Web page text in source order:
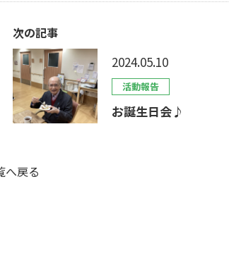
次の記事
2024.05.10
活動報告
お誕生日会♪
へ戻る